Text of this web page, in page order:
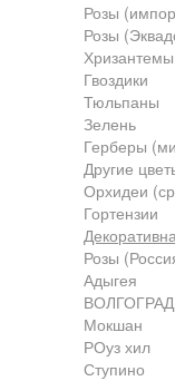
Розы
Розы
Гвоздики
Тюльпаны
Зелень
Герберы
Другие
Орхидеи
Гортензии
Розы
Адыгея
ВОЛГОГРАД
Мокшан
РОуз хил
Ступино